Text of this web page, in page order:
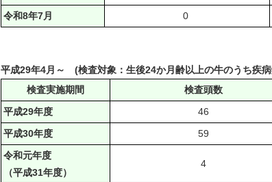
令和8年7月
0
平成29年4月～ (検査対象：生後24か月齢以上の牛のうち疾
検査実施期間
検査頭数
平成29年度
46
平成30年度
59
令和元年度
（平成31年度）
4